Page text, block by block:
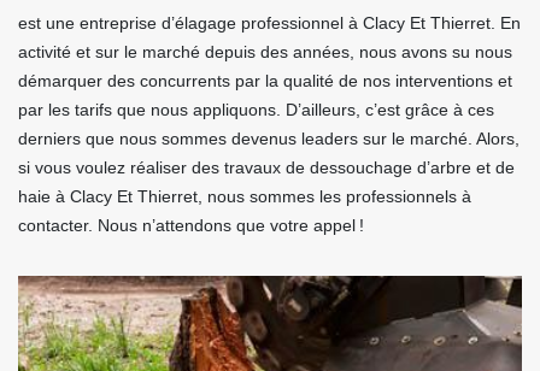
est une entreprise d’élagage professionnel à Clacy Et Thierret. En
activité et sur le marché depuis des années, nous avons su nous
démarquer des concurrents par la qualité de nos interventions et
par les tarifs que nous appliquons. D’ailleurs, c’est grâce à ces
derniers que nous sommes devenus leaders sur le marché. Alors,
si vous voulez réaliser des travaux de dessouchage d’arbre et de
haie à Clacy Et Thierret, nous sommes les professionnels à
contacter. Nous n’attendons que votre appel !